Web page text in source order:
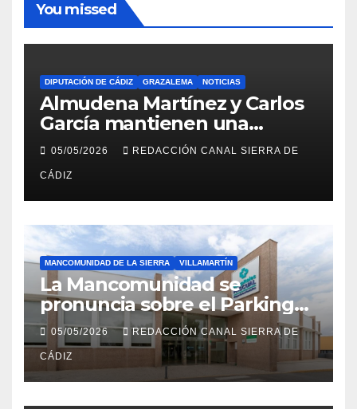
You missed
DIPUTACIÓN DE CÁDIZ GRAZALEMA NOTICIAS
Almudena Martínez y Carlos
García mantienen una
reunión en el Palacio
Provincial
05/05/2026 REDACCIÓN CANAL SIERRA DE
CÁDIZ
MANCOMUNIDAD DE LA SIERRA VILLAMARTÍN
La Mancomunidad se
pronuncia sobre el Parking
del Hospital de Villamartín
05/05/2026 REDACCIÓN CANAL SIERRA DE
CÁDIZ